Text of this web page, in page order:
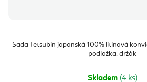
Sada Tetsubin japonská 100% litinová
podložka, držák
Skladem (4 ks)